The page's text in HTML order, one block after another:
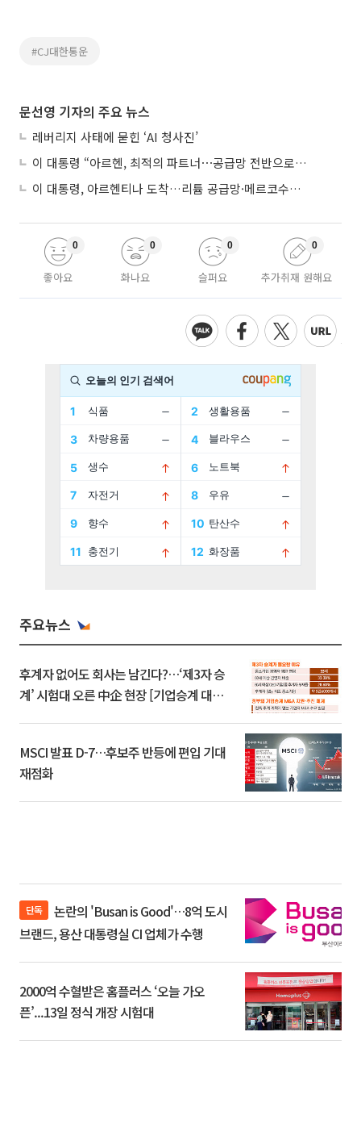
#CJ대한통운
문선영 기자의 주요 뉴스
레버리지 사태에 묻힌 ‘AI 청사진’
이 대통령 “아르헨, 최적의 파트너⋯공급망 전반으로 확대”
이 대통령, 아르헨티나 도착…리튬 공급망·메르코수르 협력 논의
좋아요
0
화나요
0
슬퍼요
0
추가취재 원해요
0
주요뉴스
후계자 없어도 회사는 남긴다?…‘제3자 승
계’ 시험대 오른 中企 현장 [기업승계 대전
MSCI 발표 D-7…후보주 반등에 편입 기대
재점화
단독
브랜드, 용산 대통령실 CI 업체가 수행
2000억 수혈받은 홈플러스 ‘오늘 가오
픈’...13일 정식 개장 시험대